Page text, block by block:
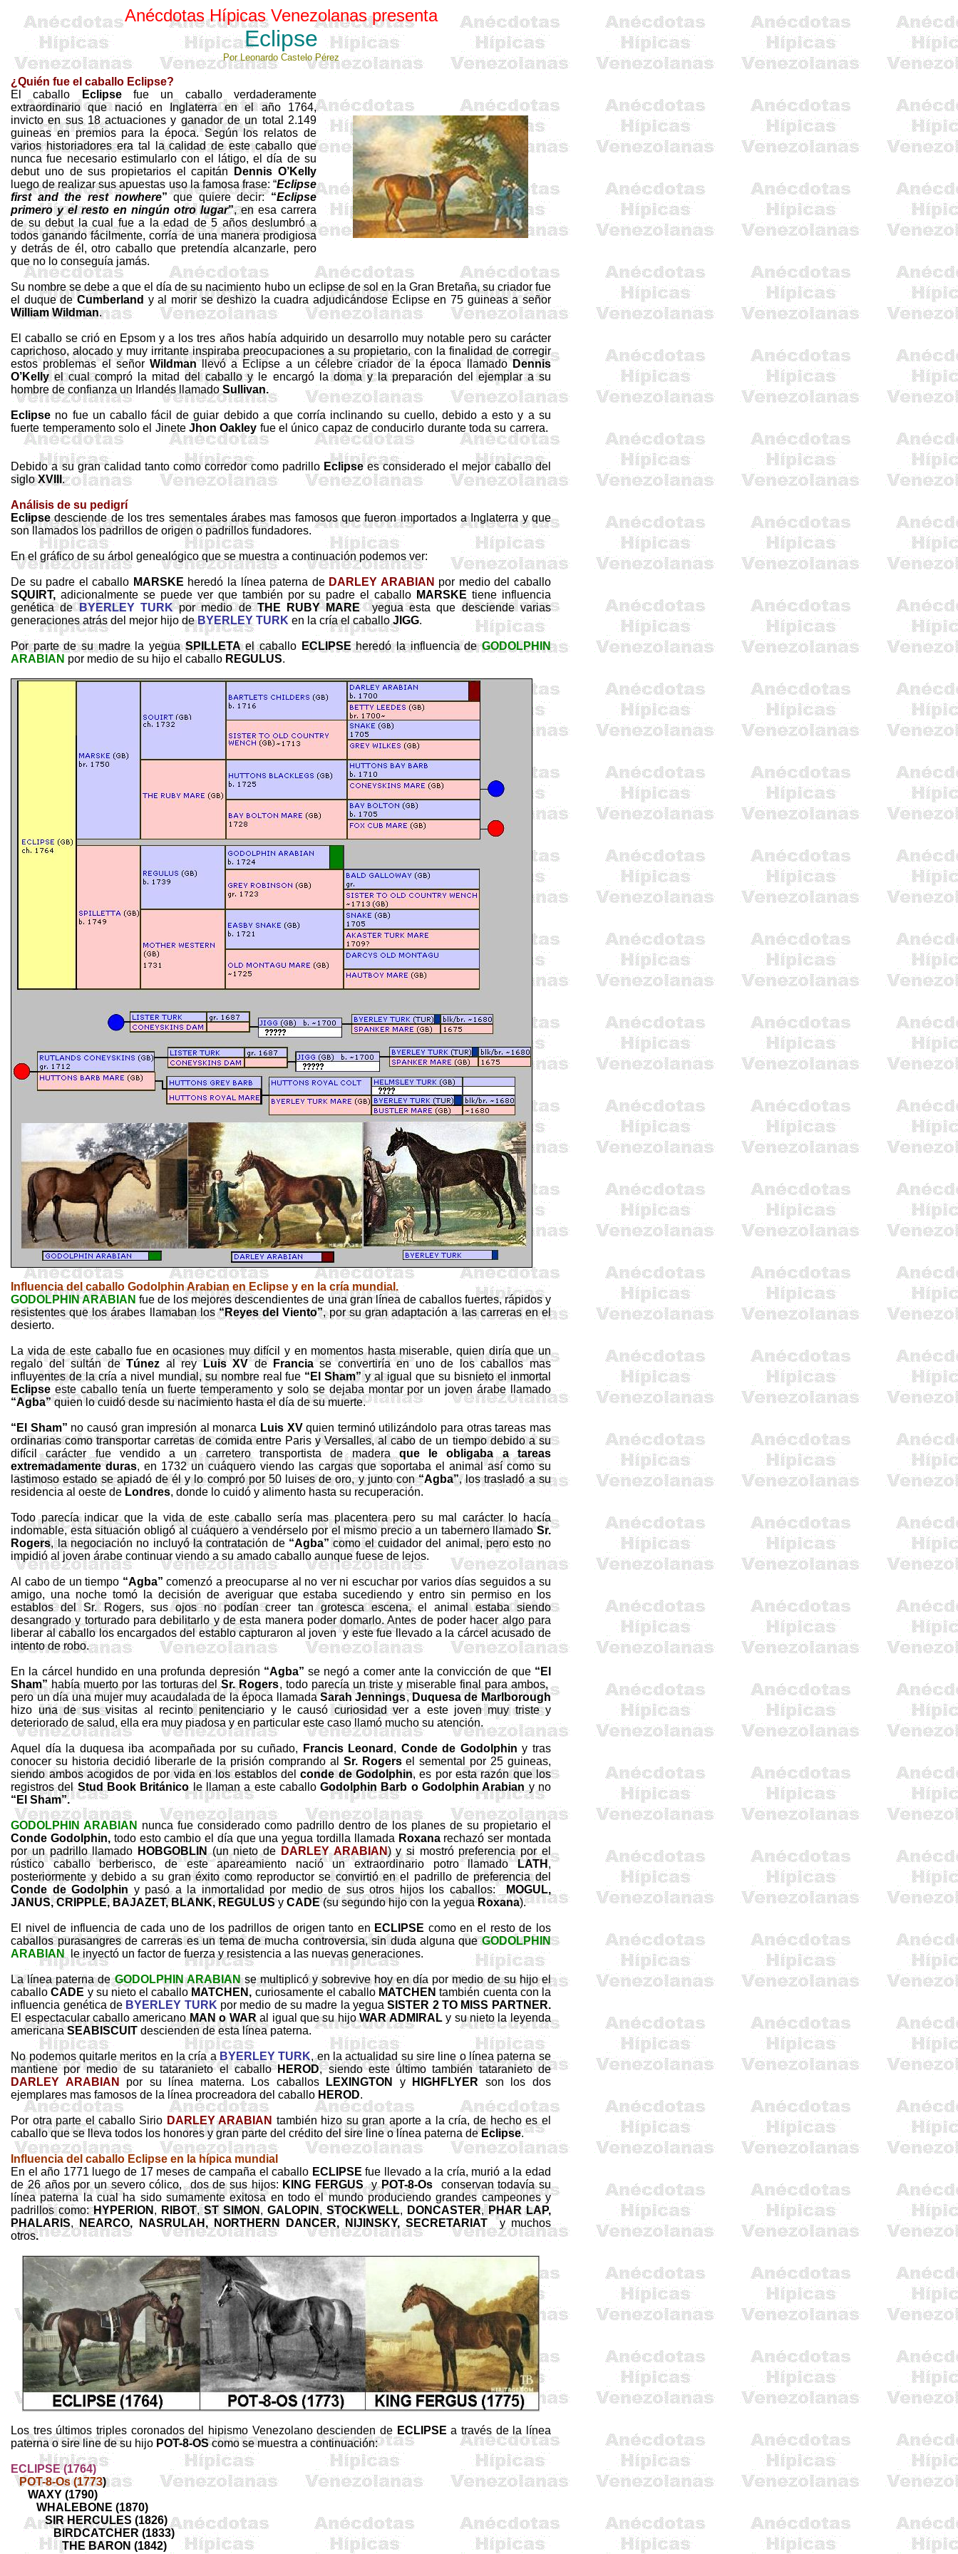
Anécdotas Hípicas Venezolanas presenta
Eclipse
Por Leonardo Castelo Pérez
¿Quién fue el caballo Eclipse?
El caballo
Eclipsefue un caballo verdaderamente
extraordinario que nació en Inglaterra en el año 1764,
invicto en sus 18 actuaciones y ganador de un total 2.149
guineas en premios para la época. Según los relatos de
varios historiadores era tal la calidad de este caballo que
nunca fue necesario estimularlo con el látigo, el día de su
debut uno de sus propietarios el capitán
Dennis O’Kelly
luego de realizar sus apuestas uso la famosa frase: “Eclipse
first and the rest nowhere”que quiere decir: “Eclipse
primero y el resto en ningún otro lugar”, en esa carrera
de su debut la cual fue a la edad de 5 años deslumbró a
todos ganando fácilmente, corría de una manera prodigiosa
y detrás de él, otro caballo que pretendía alcanzarle, pero
que no lo conseguía jamás.
Su nombre se debe a que el día de su nacimiento hubo un eclipse de sol enla Gran Bretaña, su criador fue
el duque deCumberland y al morir se deshizo la cuadra adjudicándose Eclipse en 75 guineas a señor
WilliamWildman.
El caballo se crió en Epsom y a los tres años había adquirido un desarrollo muy notable pero su carácter
caprichoso, alocado y muy irritante inspiraba preocupaciones a su propietario, con la finalidad de corregir
estos problemas el señor Wildmanllevó a Eclipse a un célebre criador de la época llamadoDennis
O’Kellyel cual compró la mitad del caballo y le encargó la doma y la preparación del ejemplar a su
hombre de confianza un Irlandés llamadoSullivan.
Eclipse no fue un caballo fácil de guiar debido a que corría inclinando su cuello, debido a esto y a su
fuerte temperamento solo el Jinete Jhon Oakley fue el único capaz de conducirlo durante toda su carrera.
Debido a su gran calidad tanto como corredor como padrillo Eclipsees considerado el mejor caballo del
sigloXVIII.
Análisis de su pedigrí
Eclipsedesciende de los tres sementales árabes mas famosos que fueron importados a Inglaterra y que
son llamados los padrillos de origen o padrillos fundadores.
En el gráfico de su árbol genealógico que se muestra a continuación podemos ver:
De su padre el caballo MARSKE heredó la línea paterna de DARLEY ARABIAN por medio del caballo
SQUIRT,adicionalmente se puede ver que también por su padre el caballo MARSKE tiene influencia
genética deBYERLEY TURKpor medio deTHE RUBY MARE
yegua esta que desciende varias
generaciones atrás del mejor hijo deBYERLEY TURK en la cría el caballoJIGG.
Por parte de su madre la yeguaSPILLETAel caballo ECLIPSEheredó la influencia deGODOLPHIN
ARABIAN por medio de su hijo el caballo REGULUS.
Influencia del caballoGodolphinArabianen Eclipse y en la cría mundial.
GODOLPHIN ARABIAN fue de los mejores descendientes de una gran línea de caballos fuertes, rápidos y
resistentes que los árabes llamaban los“Reyes del Viento”, por su gran adaptación a las carreras en el
desierto.
La vida de este caballo fue en ocasiones muy difícil y en momentos hasta miserable, quien diría que un
regalo del sultán deTúnez al reyLuis XVde Franciase convertiría en uno de los caballos mas
influyentes de la cría a nivel mundial, su nombre real fue “ElSham”y al igual que su bisnieto el inmortal
Eclipseeste caballo tenía un fuerte temperamento y solo se dejaba montar por un joven árabe llamado
“Agba”quien lo cuidó desde su nacimiento hasta el día de su muerte.
“El Sham” no causó gran impresión al monarca Luis XVquien terminó utilizándolo para otras tareas mas
ordinarias como transportar carretas de comida entre Paris y Versalles, al cabo de un tiempo debido a su
difícil carácter fue vendido a un carretero transportista de maderaque le obligaba a tareas
extremadamente duras, en 1732 un cuáquero viendo las cargas que soportaba el animal así como su
lastimoso estado se apiadó de él y lo compró por 50 luisesde oro, y junto con“Agba”, los trasladó a su
residencia al oeste de Londres, donde lo cuidó y alimento hasta su recuperación.
Todo parecía indicar que la vida de este caballo sería mas placentera pero su mal carácter lo hacía
indomable, esta situación obligó al cuáquero a vendérselo por el mismo precio a un tabernero llamadoSr.
Rogers, la negociación no incluyó la contratación de “Agba”como el cuidador del animal, pero esto no
impidió al joven árabe continuar viendo a su amado caballo aunque fuese de lejos.
Al cabo de un tiempo “Agba” comenzó a preocuparse al no ver ni escuchar por varios días seguidos a su
amigo, una noche tomó la decisión de averiguar que estaba sucediendo y entro sin permiso en los
establos del Sr. Rogers, sus ojos no podían creer tan grotesca escena, el animal estaba siendo
desangrado y torturado para debilitarlo y de esta manera poder domarlo. Antes de poder hacer algo para
liberar al caballo los encargados del establo capturaron al joven y este fue llevado a la cárcel acusado de
intento de robo.
En la cárcel hundido en una profunda depresión “Agba”se negó a comer ante la convicción de que “El
Sham” había muerto por las torturas del Sr. Rogers, todo parecía un triste y miserable final para ambos,
pero un día una mujer muy acaudalada de la época llamadaSarah Jennings,Duquesa de Marlborough
hizo una de sus visitas al recinto penitenciario y le causó curiosidad ver a este joven muy triste y
deteriorado de salud, ella era muy piadosa y en particular este caso llamó mucho su atención.
Aquel día la duquesa iba acompañada por su cuñado, Francis Leonard , Conde de Godolphin y tras
conocer su historia decidió liberarle de la prisión comprando al Sr. Rogersel semental por 25 guineas,
siendo ambos acogidos de por vida en los establos delconde deGodolphin, es por esta razón que los
registros delStud Book Británicole llaman a este caballoGodolphin Barb o Godolphin Arabian y no
“ElSham”.
GODOLPHIN ARABIAN nunca fue considerado como padrillo dentro de los planes de su propietario el
Conde Godolphin,todo esto cambio el día que una yegua tordilla llamada Roxanarechazó ser montada
por un padrillo llamado HOBGOBLIN(un nieto de DARLEY ARABIAN) y si mostró preferencia por el
rústico caballo berberisco, de este apareamiento nació un extraordinario potro llamadoLATH,
posteriormente y debido a su gran éxito como reproductor se convirtió en el padrillo de preferencia del
Conde deGodolphin y pasó a la inmortalidad por medio de sus otros hijos los caballos:
MOGUL,
JANUS, CRIPPLE, BAJAZET, BLANK, REGULUSyCADE(su segundo hijo con la yeguaRoxana).
El nivel de influencia de cada uno de los padrillos de origen tanto en ECLIPSE como en el resto de los
caballos purasangres de carreras es un tema de mucha controversia, sin duda alguna queGODOLPHIN
ARABIAN le inyectó un factor de fuerza y resistencia a las nuevas generaciones.
La línea paterna deGODOLPHIN ARABIANse multiplicó y sobrevive hoy en día por medio de su hijo el
caballoCADE y su nieto el caballo MATCHEN, curiosamente el caballo MATCHEN también cuenta con la
influencia genética de BYERLEY TURK por medio de su madre la yeguaSISTER 2 TO MISS PARTNER.
El espectacular caballo americanoMAN o WARal igual que su hijoWAR ADMIRALy su nieto la leyenda
americanaSEABISCUIT descienden de esta línea paterna.
No podemos quitarle meritos en la cría a BYERLEY TURK, en la actualidad susire lineo línea paterna se
mantiene por medio de su tataranieto el caballoHEROD, siendo este último también tataranieto de
DARLEY ARABIAN por su línea materna. Los caballos LEXINGTON y HIGHFLYER son los dos
ejemplares mas famosos de la línea procreadora del caballo HEROD.
Por otra parte el caballo Sirio DARLEY ARABIAN también hizo su gran aporte a la cría, de hecho es el
caballo que se lleva todos los honores y gran parte del crédito delsire lineo línea paterna de Eclipse.
Influencia del caballo Eclipse en la hípica mundial
En el año 1771 luego de 17 meses de campaña el caballo ECLIPSE fue llevado a la cría, murió a la edad
de 26 años por un severo cólico,
dos de sus hijos: KING FERGUS yPOT-8-Os
conservan todavía su
línea paterna la cual ha sido sumamente exitosa en todo el mundo produciendo grandes campeones y
padrillos como:HYPERION , RIBOT,ST SIMON , GALOPIN ,STOCKWELL, DONCASTER,PHAR LAP,
PHALARIS, NEARCO, NASRULAH, NORTHERN DANCER, NIJINSKY, SECRETARIAT y muchos
otros.
Los tres últimos triples coronados del hipismo Venezolano descienden de ECLIPSE a través de la línea
paterna osire linede su hijo POT-8-OScomo se muestra a continuación:
ECLIPSE (1764)
POT-8-Os (1773)
WAXY (1790)
WHALEBONE (1870)
SIR HERCULES (1826)
BIRDCATCHER (1833)
THE BARON (1842)